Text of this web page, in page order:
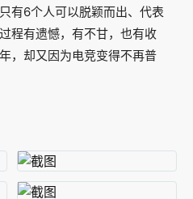
有6个人可以脱颖而出、代表
程有遗憾，有不甘，也有收
，却又因为电竞变得不再普